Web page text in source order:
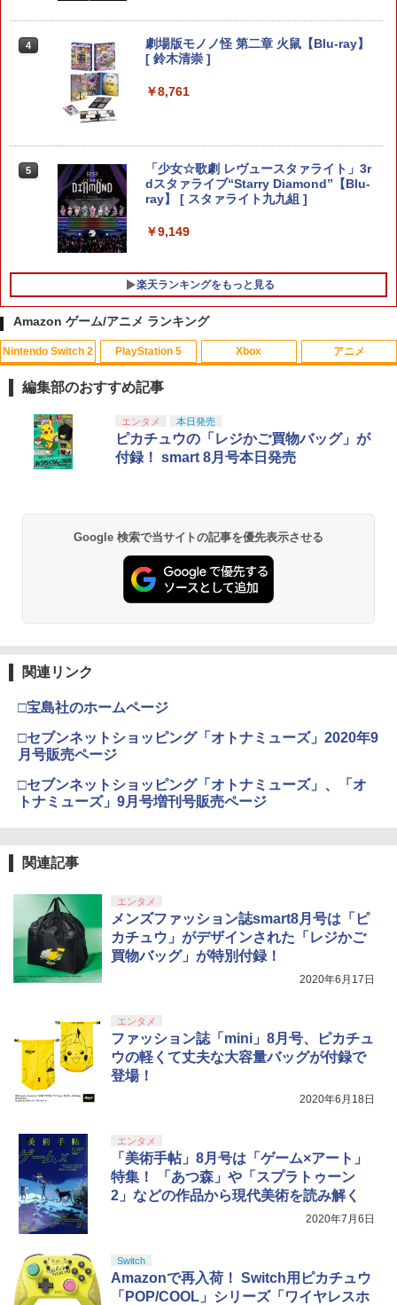
3
【2,600件レビュー突破！】 Switch2 カ
バー 超薄 ドック対応 クリアケース 強化
ガラスフィルム付属タイプあり Nintend
o Switch2/Switch 有機EL/通常モデル対
応 保護ケース 分離式設計 着脱簡単 耐衝
￥1,580
ス Switch / Switch2 inklink公式 収納ケ
ース キャリングケース 耐衝撃 スイッチ
チ カバー バッグ バック ポータブル Nint
endo ニンテンドー スイッチ 可愛い か
わいい Switch2 保護フィルム
任天堂 【Switch2】Nintendo Switch 2
キャリングケース [BEE-A-PSSAA NSW
2 キャリングケ-ス]
￥2,980
5
【初回特典付き】【2027年02月12日発
売】 PLAION｜プレイオン トゥームレイ
ダー：レガシー・オブ・アトランティス
4
劇場版モノノ怪 第二章 火鼠【Blu-ray】
[ 鈴木清崇 ]
￥8,761
5
「少女☆歌劇 レヴュースタァライト」3r
dスタァライブ“Starry Diamond”【Blu-
ray】 [ スタァライト九九組 ]
￥9,149
楽天ランキングをもっと見る
Amazon ゲーム/アニメ ランキング
Nintendo Switch 2
スプラトゥーン レイダース|オンライン
コード版
スプラトゥーン レイダース -Switch2
￥6,449
3
￥55,871
4
ニンテンドープリペイド番号 9000円|オ
ンラインコード版
ニンテンドープリペイド番号 5000円|オ
ンラインコード版
￥5,000
PlayStation 5
PlayStation 5 デジタル・エディション
日本語専用 Console Language: Japan
ese only (CFI-2200B01)
プロダクトコード 封入
￥7,286
3
4
【純正品】DualSense ワイヤレスコン
トローラー ミッドナイト ブラック(CFI-
【純正品】DualSense ワイヤレスコン
トローラー(CFI-ZCT2J)
￥10,737
Xbox
【純正品】Xbox ワイヤレス コントロー
ラー + USB-C® ケーブル
【純正品】Xbox ワイヤレス コントロー
￥7,681
4
￥2,618
マスター TH8S シフター - PC、PS4、P
S5、PS5 Pro、Xbox One、Xbox Serie
s X|S 対応の高精度 H パターン シフター
￥14,141
アニメ
【Amazon.co.jp限定】劇場版モノノ怪
第三章 蛇神 (Amazon.co.jp限定オリジ
ナル三方背収納ケース付きコレクション)
(オリジナル特典:オリジナル巾着＋メー
ボード付) [Blu-ray]
￥10,780
窩座再来 通常版 [Blu-ray]
3
劇場版「鬼滅の刃」無限城編 第一章 猗
￥3,523
4
￥8,698
【Amazon.co.jp限定】劇場版モノノ怪
巾着＋メーカー特典:【坤と離】二振りの
剣、十翼より来たる！スタジオ描き下ろ
しイラストボード付) [DVD]
￥8,800
編集部のおすすめ記事
エンタメ 本日発売
ピカチュウの「レジかご買物バッグ」が
付録！ smart 8月号本日発売
Google 検索で当サイトの記事を優先表示させる
関連リンク
□宝島社のホームページ
□セブンネットショッピング「オトナミューズ」2020年9
月号販売ページ
□セブンネットショッピング「オトナミューズ」、「オ
トナミューズ」9月号増刊号販売ページ
関連記事
エンタメ
メンズファッション誌smart8月号は「ピ
カチュウ」がデザインされた「レジかご
買物バッグ」が特別付録！
2020年6月17日
エンタメ
ファッション誌「mini」8月号、ピカチュ
ウの軽くて丈夫な大容量バッグが付録で
登場！
2020年6月18日
エンタメ
「美術手帖」8月号は「ゲーム×アート」
特集！ 「あつ森」や「スプラトゥーン
2」などの作品から現代美術を読み解く
2020年7月6日
Switch
Amazonで再入荷！ Switch用ピカチュウ
「POP/COOL」シリーズ「ワイヤレスホ